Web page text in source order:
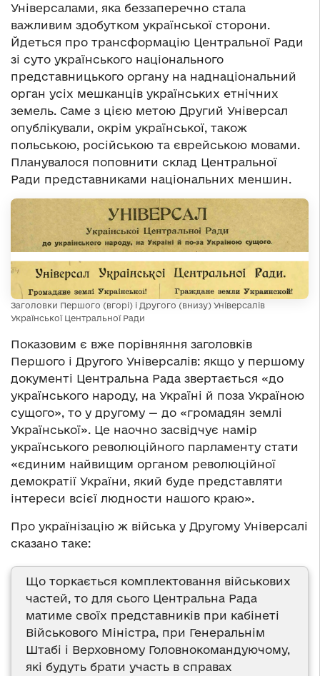
Універсалами, яка беззаперечно стала
важливим здобутком української сторони.
Йдеться про трансформацію Центральної Ради
зі суто українського національного
представницького органу на наднаціональний
орган усіх мешканців українських етнічних
земель. Саме з цією метою Другий Універсал
опублікували, окрім української, також
польською, російською та єврейською мовами.
Планувалося поповнити склад Центральної
Ради представниками національних меншин.
Заголовки Першого (вгорі) і Другого (внизу) Універсалів
Української Центральної Ради
Показовим є вже порівняння заголовків
Першого і Другого Універсалів: якщо у першому
документі Центральна Рада звертається «до
українського народу, на Україні й поза Україною
сущого», то у другому — до «громадян землі
Української». Це наочно засвідчує намір
українського революційного парламенту стати
«єдиним найвищим органом революційної
демократії України, який буде представляти
інтереси всієї людности нашого краю».
Про українізацію ж війська у Другому Універсалі
сказано таке:
Що торкається комплектовання військових
частей, то для сього Центральна Рада
матиме своїх представників при кабінеті
Військового Міністра, при Генеральнім
Штабі і Верховному Головнокомандуючому,
які будуть брати участь в справах